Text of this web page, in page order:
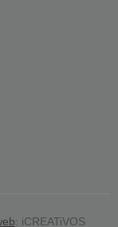
: iCREATiVOS